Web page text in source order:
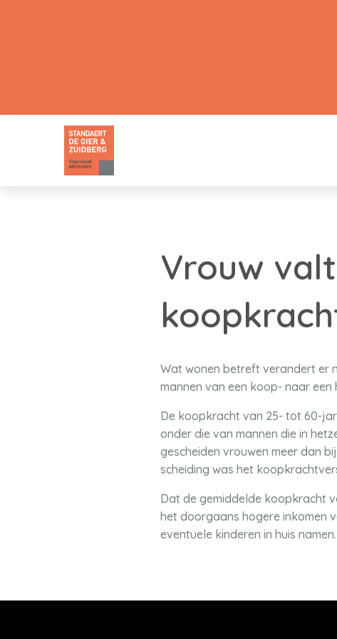
Vrouw
Wat wonen betreft verandert er
mannen van een koop- naar een
De koopkracht van 25- tot 60-
onder die van mannen die in
gescheiden vrouwen meer dan
scheiding was het
Dat de gemiddelde koopkracht
het doorgaans hogere inkomen
eventuele kinderen in huis namen.